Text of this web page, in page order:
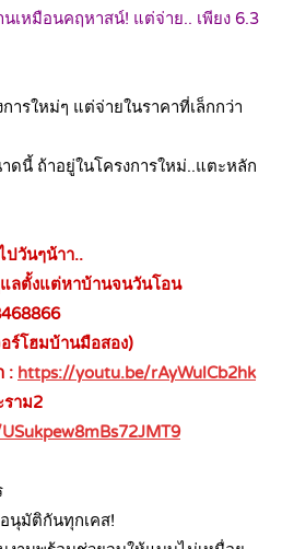
หมือนคฤหาสน์! แต่จ่าย.. เพียง 6.3
ารใหม่ๆ แต่จ่ายในราคาที่เล็กกว่า
นี้ ถ้าอยู่ในโครงการใหม่..แตะหลัก
วันๆน้าา..
ลตั้งแต่หาบ้านจนวันโอน
ร์โฮมบ้านมือสอง)
: https://youtu.be/rAyWulCb2hk
ราม2
นุมัติกันทุกเคส!